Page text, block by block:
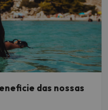
das nossas